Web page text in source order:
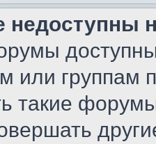
недоступны
или группам
такие